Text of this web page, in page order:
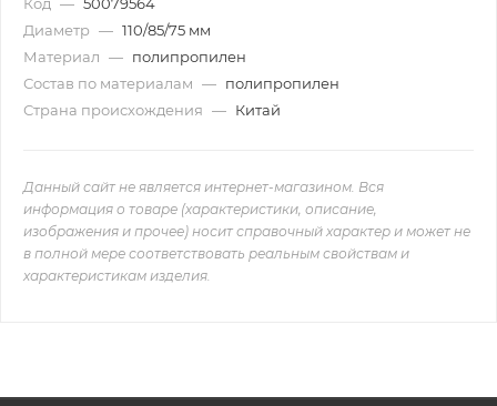
Диаметр — 110/85/75 мм
Материал — полипропилен
Состав по материалам — полипропилен
Страна происхождения — Китай
Данный сайт не является интернет-магазином. Вся
информация о товаре (характеристики, описание,
изображения и прочее) носит справочный характер и может не
в полной мере соответствовать реальным свойствам и
характеристикам изделия.